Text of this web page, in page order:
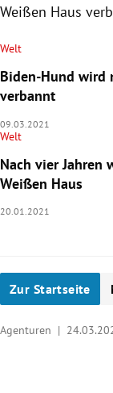
Weißen Haus
Welt
Biden-Hund wird
verbannt
09.03.2021
Welt
Nach vier Jahren
Weißen Haus
20.01.2021
Zur Startseite
Agenturen |